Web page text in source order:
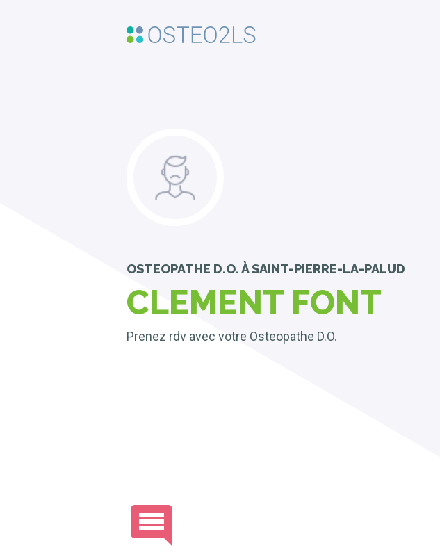
OSTEOPATHE D.O.À SAINT-PIERRE-LA-PALUD
CLEMENT FONT
Prenez rdv avec votre Osteopathe D.O.